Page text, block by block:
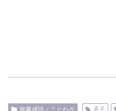
故事成語・ことわざ 孟子